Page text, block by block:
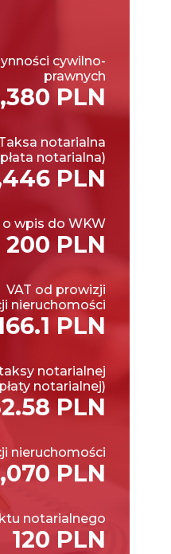
cywilno-
prawnych
PLN
notarialna
notarialna)
PLN
wpis do WKW
200 PLN
VAT od prowizji
nieruchomości
PLN
notarialnej
notarialnej)
PLN
nieruchomości
PLN
notarialnego
120 PLN